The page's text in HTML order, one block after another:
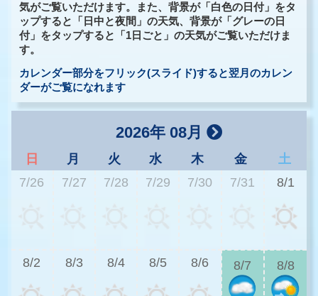
気がご覧いただけます。また、背景が「白色の日付」をタ
ップすると「日中と夜間」の天気、背景が「グレーの日
付」をタップすると「1日ごと」の天気がご覧いただけま
す。
カレンダー部分をフリック(スライド)すると翌月のカレン
ダーがご覧になれます
2026年 08月
日 月 火 水 木 金
土
7/26
7/27 7/28 7/29 7/30 7/31 8/1
8/2 8/3 8/4 8/5 8/6 8/7 8/8